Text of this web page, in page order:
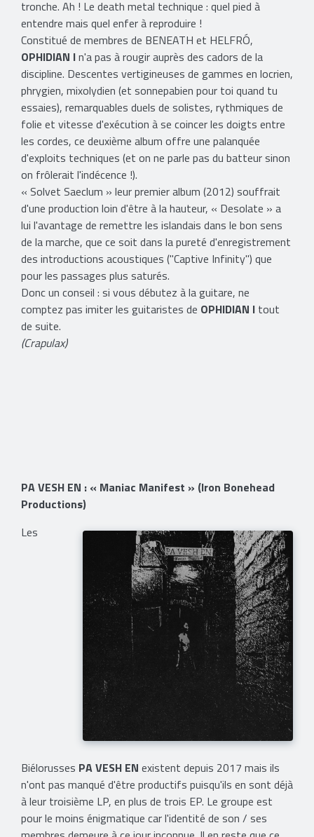
tronche. Ah ! Le death metal technique : quel pied à
entendre mais quel enfer à reproduire !
Constitué de membres de BENEATH et HELFRÓ,
OPHIDIAN In'a pas à rougir auprès des cadors de la
discipline. Descentes vertigineuses de gammes en locrien,
phrygien, mixolydien (et sonnepabien pour toi quand tu
essaies), remarquables duels de solistes, rythmiques de
folie et vitesse d'exécution à se coincer les doigts entre
les cordes, ce deuxième album offre une palanquée
d'exploits techniques (et on ne parle pas du batteur sinon
on frôlerait l'indécence !).
« Solvet Saeclum » leur premier album (2012) souffrait
d'une production loin d'être à la hauteur, « Desolate » a
lui l'avantage de remettre les islandais dans le bon sens
de la marche, que ce soit dans la pureté d'enregistrement
des introductions acoustiques ("Captive Infinity") que
pour les passages plus saturés.
Donc un conseil : si vous débutez à la guitare, ne
comptez pas imiter les guitaristes de OPHIDIAN I tout
de suite.
(Crapulax)
PA VESH EN : « Maniac Manifest » (Iron Bonehead
Productions)
Les
Biélorusses PA VESH EN existent depuis 2017 mais ils
n'ont pas manqué d'être productifs puisqu'ils en sont déjà
à leur troisième LP, en plus de trois EP. Le groupe est
pour le moins énigmatique car l'identité de son / ses